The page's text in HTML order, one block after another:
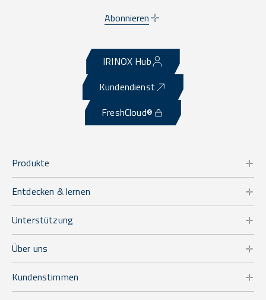
Abonnieren
IRINOX Hub
Kundendienst
FreshCloud®
Produkte
Entdecken & lernen
Unterstützung
Über uns
Kundenstimmen